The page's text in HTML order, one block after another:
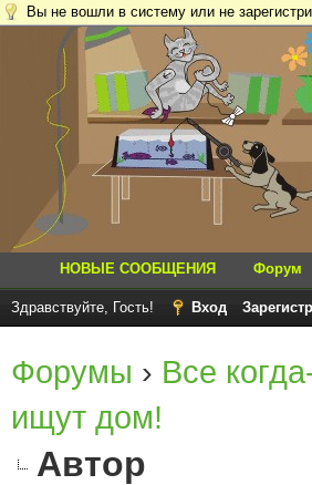
Вы не вошли в систему или не
НОВЫЕ СООБЩЕНИЯ Форум
Здравствуйте, Гость! Вход
Форумы › Все
ищут дом!
Автор